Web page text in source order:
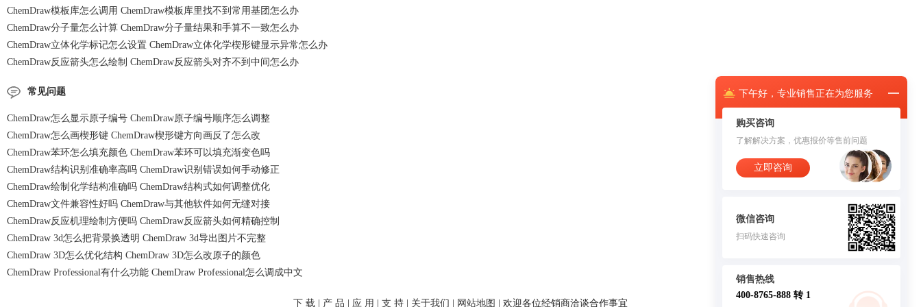
下午好， 专业销售正在为您服务
购买咨询
了解解决方案，优惠报价等售前问题
立即咨询
微信咨询
扫码快速咨询
销售热线
400-8765-888 转 1
ChemDraw模板库怎么调用 ChemDraw模板库里找不到常用基团怎么办
ChemDraw分子量怎么计算 ChemDraw分子量结果和手算不一致怎么办
ChemDraw立体化学标记怎么设置 ChemDraw立体化学楔形键显示异常怎么办
ChemDraw反应箭头怎么绘制 ChemDraw反应箭头对齐不到中间怎么办
常见问题
ChemDraw怎么显示原子编号 ChemDraw原子编号顺序怎么调整
ChemDraw怎么画楔形键 ChemDraw楔形键方向画反了怎么改
ChemDraw苯环怎么填充颜色 ChemDraw苯环可以填充渐变色吗
ChemDraw结构识别准确率高吗 ChemDraw识别错误如何手动修正
ChemDraw绘制化学结构准确吗 ChemDraw结构式如何调整优化
ChemDraw文件兼容性好吗 ChemDraw与其他软件如何无缝对接
ChemDraw反应机理绘制方便吗 ChemDraw反应箭头如何精确控制
ChemDraw 3d怎么把背景换透明 ChemDraw 3d导出图片不完整
ChemDraw 3D怎么优化结构 ChemDraw 3D怎么改原子的颜色
ChemDraw Professional有什么功能 ChemDraw Professional怎么调成中文
下 载 产 品 应 用 支 持 关于我们 网站地图 | 欢迎各位经销商洽谈合作事宜